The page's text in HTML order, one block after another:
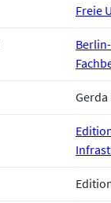
Freie